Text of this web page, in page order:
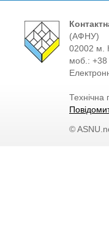
(АФНУ)
02002 м.
моб.:
Технічна
©